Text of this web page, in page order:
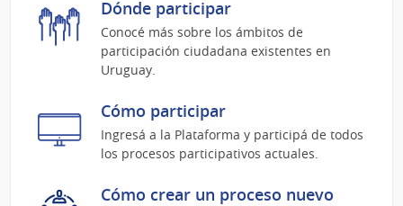
Dónde participar
Conocé más sobre los ámbitos de
participación ciudadana existentes en
Uruguay.
Cómo participar
Ingresá a la Plataforma y participá de todos
los procesos participativos actuales.
Cómo crear un proceso nuevo